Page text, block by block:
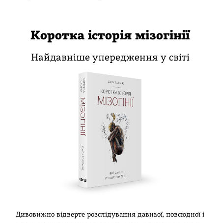
Коротка історія мізогінії
Найдавніше упередження у світі
Дивовижно відверте розслідування давньої, повсюдної і